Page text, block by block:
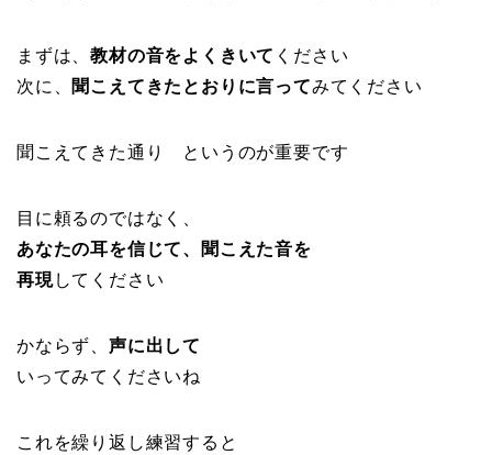
まずは、教材の音をよくきいて ください
次に、 聞こえてきたとおりに言ってみてください
聞こえてきた通り というのが重要です
目に頼るのではなく、
あなたの耳を信じて、聞こえた音を
再現してください
かならず、 声に出して
いってみてくださいね
これを繰り返し練習すると